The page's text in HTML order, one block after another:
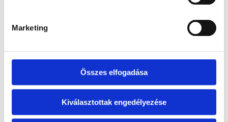
Marketing
Összes elfogadása
Kiválasztottak engedélyezése
KAPCSOLÓDÓ CIKKEINK
Jobbulástminden térdnek!